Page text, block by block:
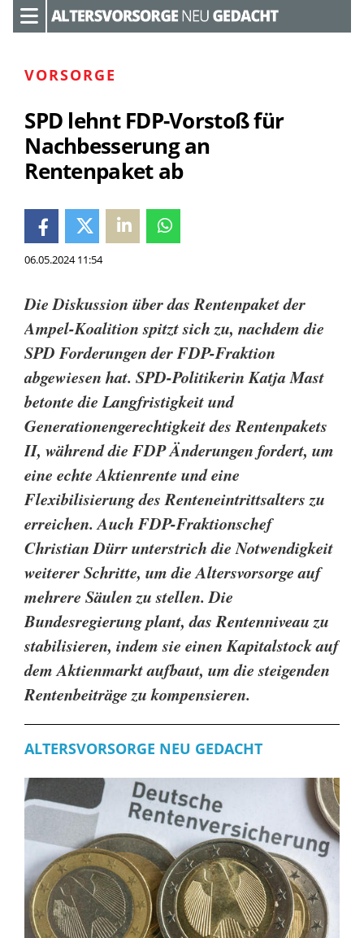
VORSORGE
SPD lehnt FDP-Vorstoß für
Nachbesserung an
Rentenpaket ab
06.05.2024 11:54
Die Diskussion über das Rentenpaket der
Ampel-Koalition spitzt sich zu, nachdem die
SPD Forderungen der FDP-Fraktion
abgewiesen hat. SPD-Politikerin Katja Mast
betonte die Langfristigkeit und
Generationengerechtigkeit des Rentenpakets
II, während die FDP Änderungen fordert, um
eine echte Aktienrente und eine
Flexibilisierung des Renteneintrittsalters zu
erreichen. Auch FDP-Fraktionschef
Christian Dürr unterstrich die Notwendigkeit
weiterer Schritte, um die Altersvorsorge auf
mehrere Säulen zu stellen. Die
Bundesregierung plant, das Rentenniveau zu
stabilisieren, indem sie einen Kapitalstock auf
dem Aktienmarkt aufbaut, um die steigenden
Rentenbeiträge zu kompensieren.
ALTERSVORSORGE NEU GEDACHT